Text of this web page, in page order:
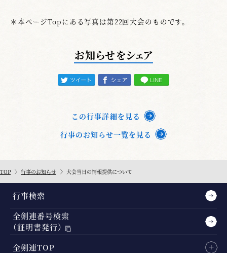
＊本ページTopにある写真は第22回大会のものです。
お知らせをシェア
この行事詳細を見る
行事のお知らせ一覧を見る
TOP 行事のお知らせ 大会当日の情報提供について
行事検索
全剣連番号検索
（証明書発行）
全剣連TOP